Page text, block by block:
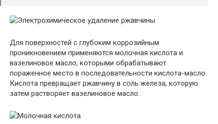
Для поверхностей с глубоким коррозийным
проникновением применяются молочная кислота и
вазелиновое масло, которыми обрабатывают
пораженное место в последовательности кислота-масло.
Кислота превращает ржавчину в соль железа, которую
затем растворяет вазелиновое масло.